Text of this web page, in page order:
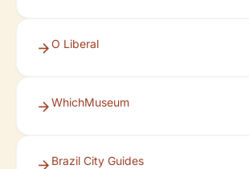
O Liberal
WhichMuseum
Brazil City Guides